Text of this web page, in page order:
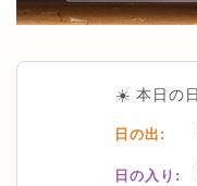
☀️ 本日の
日の出:
日の入り: